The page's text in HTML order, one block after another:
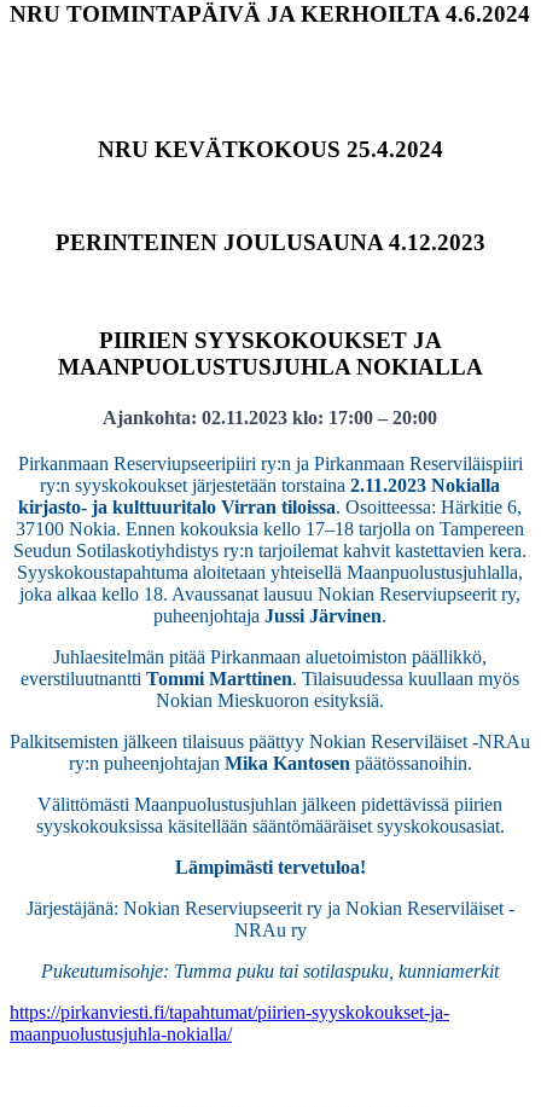
NRU TOIMINTAPÄIVÄ JA KERHOILTA 4.6.2024
NRU KEVÄTKOKOUS 25.4.2024
PERINTEINEN JOULUSAUNA 4.12.2023
PIIRIEN SYYSKOKOUKSET JA
MAANPUOLUSTUSJUHLA NOKIALLA
Ajankohta: 02.11.2023 klo: 17:00 – 20:00
Pirkanmaan Reserviupseeripiiri ry:n ja Pirkanmaan Reserviläispiiri
ry:n syyskokoukset järjestetään torstaina2.11.2023 Nokialla
kirjasto- ja kulttuuritalo Virran tiloissa. Osoitteessa: Härkitie 6,
37100 Nokia. Ennen kokouksia kello 17–18 tarjolla on Tampereen
Seudun Sotilaskotiyhdistys ry:n tarjoilemat kahvit kastettavien kera.
Syyskokoustapahtuma aloitetaan yhteisellä Maanpuolustusjuhlalla,
joka alkaa kello 18. Avaussanat lausuu Nokian Reserviupseerit ry,
puheenjohtajaJussi Järvinen.
Juhlaesitelmän pitää Pirkanmaan aluetoimiston päällikkö,
everstiluutnanttiTommi Marttinen. Tilaisuudessa kuullaan myös
Nokian Mieskuoron esityksiä.
Palkitsemisten jälkeen tilaisuus päättyy Nokian Reserviläiset -NRAu
ry:n puheenjohtajan Mika Kantosen päätössanoihin.
Välittömästi Maanpuolustusjuhlan jälkeen pidettävissä piirien
syyskokouksissa käsitellään sääntömääräiset syyskokousasiat.
Lämpimästi tervetuloa!
Järjestäjänä: Nokian Reserviupseerit ry ja Nokian Reserviläiset -
NRAu ry
Pukeutumisohje: Tumma puku tai sotilaspuku, kunniamerkit
https://pirkanviesti.fi/tapahtumat/piirien-syyskokoukset-ja-
maanpuolustusjuhla-nokialla/